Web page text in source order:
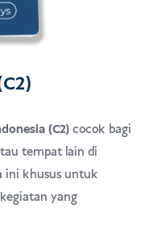
(C2)cocok bagi
tempat lain di
ini khusus untuk
yang
sungai-sungai di
Donasi